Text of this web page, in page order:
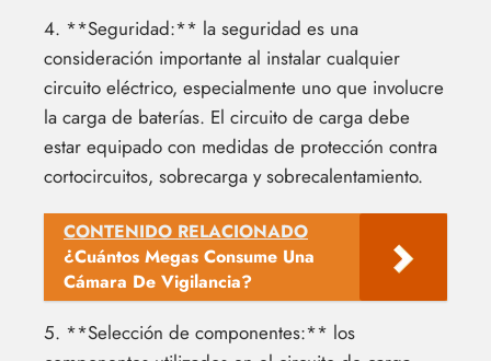
4. **Seguridad:** la seguridad es una
consideración importante al instalar cualquier
circuito eléctrico, especialmente uno que involucre
la carga de baterías. El circuito de carga debe
estar equipado con medidas de protección contra
cortocircuitos, sobrecarga y sobrecalentamiento.
CONTENIDO RELACIONADO
¿Cuántos Megas Consume Una
Cámara De Vigilancia?
5. **Selección de componentes:** los